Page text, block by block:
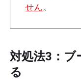
せん。
対処法3：ブ
る